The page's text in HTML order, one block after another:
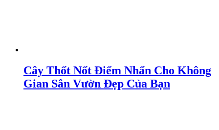
Cây Thốt Nốt Điểm Nhấn Cho Không
Gian Sân Vườn Đẹp Của Bạn